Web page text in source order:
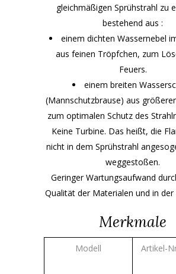
gleichmäßigen Sprühstrahl zu
bestehend aus :
einem dichten Wassernebel
aus feinen Tröpfchen, zum
Feuers.
einem breiten
(Mannschutzbrause) aus
zum optimalen Schutz des
Keine Turbine. Das heißt, die
nicht in dem Sprühstrahl
weggestoßen.
Geringer Wartungsaufwand
Qualität der Materialen und in der
Merkmale
Modell Artikel-